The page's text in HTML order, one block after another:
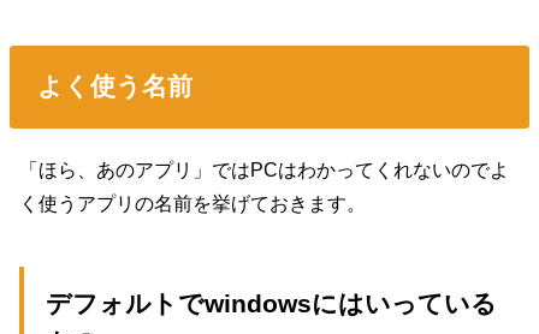
よく使う名前
「ほら、あのアプリ」ではPCはわかってくれないのでよ
く使うアプリの名前を挙げておきます。
デフォルトでwindowsにはいっている